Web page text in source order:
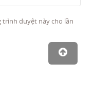
trình duyệt này cho lần